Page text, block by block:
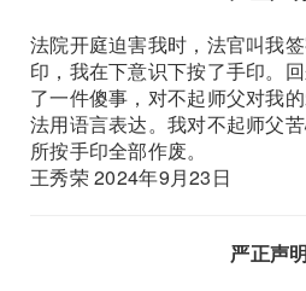
法院开庭迫害我时，法官叫我
印，我在下意识下按了手印。
了一件傻事，对不起师父对我
法用语言表达。我对不起师父
所按手印全部作废。
王秀荣 2024年9月23日
严正声明